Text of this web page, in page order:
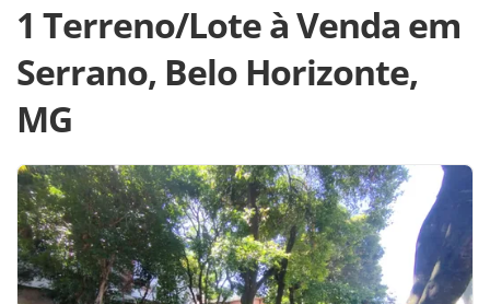
1 Terreno/Lote à Venda em
Serrano, Belo Horizonte,
MG